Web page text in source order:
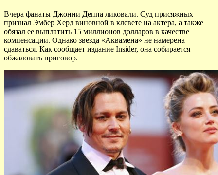
Вчера фанаты Джонни Деппа ликовали. Суд присяжных
признал Эмбер Херд виновной в клевете на актера, а также
обязал ее выплатить 15 миллионов долларов в качестве
компенсации. Однако звезда «Аквамена» не намерена
сдаваться. Как сообщает издание Insider, она собирается
обжаловать приговор.